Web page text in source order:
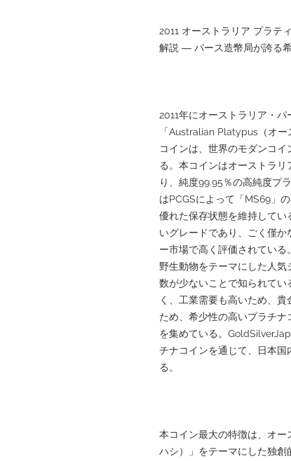
2011 オーストラリア プラテ
解説 ― パース造幣局が誇る
2011年にオーストラリア・
「Australian Platypus（オ
コインは、世界のモダンコ
る。本コインはオーストラ
り、純度99.95％の高純度プ
はPCGSによって「MS69」
優れた保存状態を維持して
いグレードであり、ごく僅
ー市場で高く評価されてい
野生動物をテーマにした人
数が少ないことで知られて
く、工業需要も高いため、
ため、希少性の高いプラチ
を集めている。
チナコインを通じて、日本
る。
本コイン最大の特徴は、オー
ハシ）」をテーマにした独創